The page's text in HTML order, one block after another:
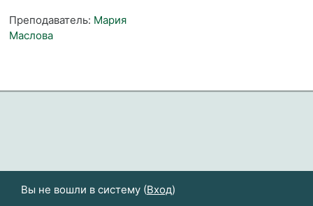
Преподаватель: Мария
Маслова
Вы не вошли в систему (Вход)